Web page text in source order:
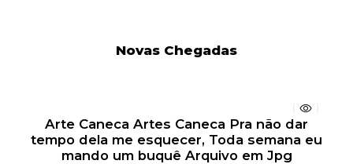
Novas Chegadas
Arte Caneca Artes Caneca Pra não dar
tempo dela me esquecer, Toda semana eu
mando um buquê Arquivo em Jpg